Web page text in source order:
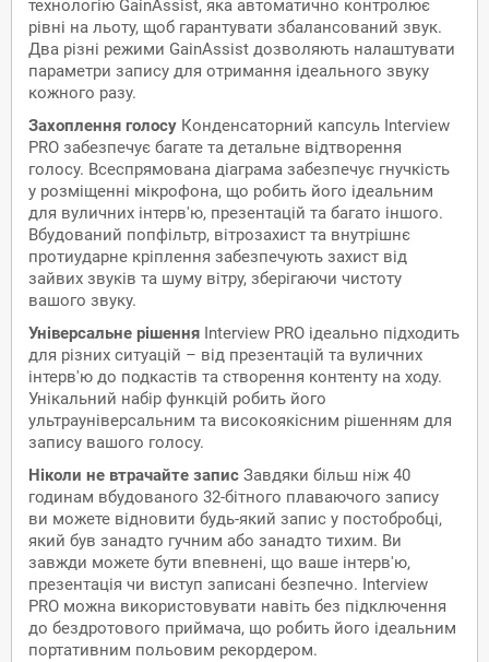
технологію GainAssist, яка автоматично контролює
рівні на льоту, щоб гарантувати збалансований звук.
Два різні режими GainAssist дозволяють налаштувати
параметри запису для отримання ідеального звуку
кожного разу.
Захоплення голосу Конденсаторний капсуль Interview
PRO забезпечує багате та детальне відтворення
голосу. Всеспрямована діаграма забезпечує гнучкість
у розміщенні мікрофона, що робить його ідеальним
для вуличних інтерв'ю, презентацій та багато іншого.
Вбудований попфільтр, вітрозахист та внутрішнє
протиударне кріплення забезпечують захист від
зайвих звуків та шуму вітру, зберігаючи чистоту
вашого звуку.
Універсальне рішення Interview PRO ідеально підходить
для різних ситуацій – від презентацій та вуличних
інтерв'ю до подкастів та створення контенту на ходу.
Унікальний набір функцій робить його
ультрауніверсальним та високоякісним рішенням для
запису вашого голосу.
Ніколи не втрачайте запис Завдяки більш ніж 40
годинам вбудованого 32-бітного плаваючого запису
ви можете відновити будь-який запис у постобробці,
який був занадто гучним або занадто тихим. Ви
завжди можете бути впевнені, що ваше інтерв'ю,
презентація чи виступ записані безпечно. Interview
PRO можна використовувати навіть без підключення
до бездротового приймача, що робить його ідеальним
портативним польовим рекордером.